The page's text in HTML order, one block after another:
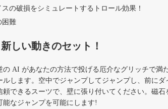
スの破損をシミュレートするトロール効果！
困難
しい動きのセット！
の AI があなたの方法で投げる厄介なグリッチで満
ルします。空中でジャンプしてジャンプし、前に
頼できるスーツで、壁に張り付いてください。磁
能なジャンプを可能にします!